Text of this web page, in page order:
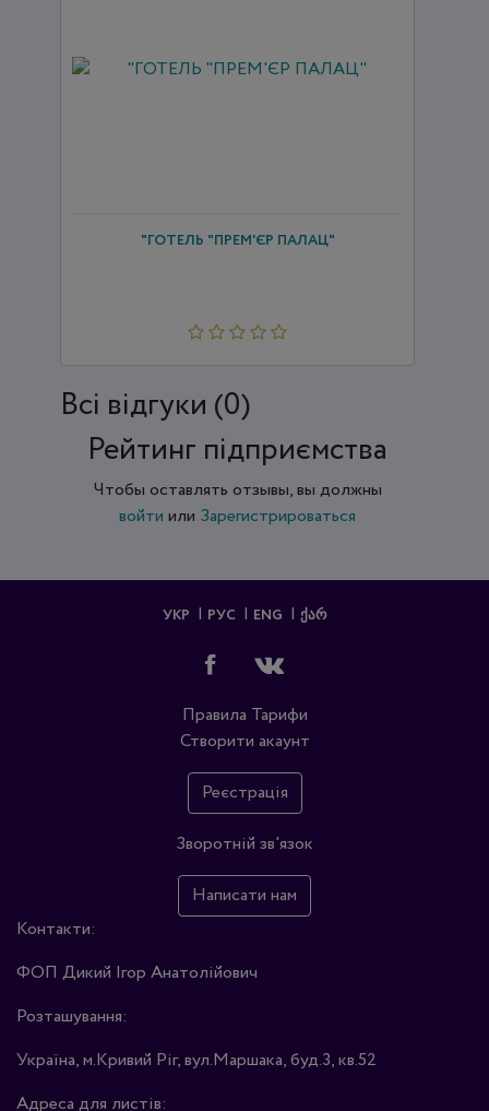
"ГОТЕЛЬ "ПРЕМ'ЄР ПАЛАЦ"
Всi відгуки (0)
Рейтинг підприємства
Чтобы оставлять отзывы, вы должны
войти или Зарегистрироваться
УКР РУС ENG ᲥᲐᲠ
Правила Тарифи
Створити акаунт
Реєстрація
Зворотній зв'язок
Написати нам
Контакти:
ФОП Дикий Ігор Анатолійович
Розташування:
Україна, м.Кривий Ріг, вул.Маршака, буд.3, кв.52
Адреса для листів: